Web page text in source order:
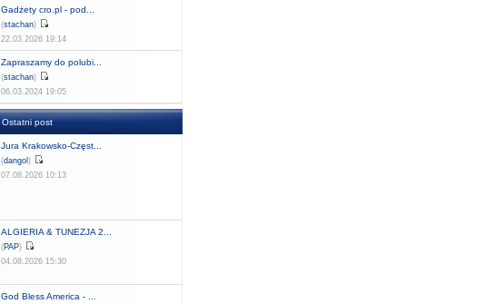
Gadżety cro.pl - pod...
(stachan)
22.03.2026 19:14
Zapraszamy do polubi...
(stachan)
06.03.2024 19:05
Ostatni post
Jura Krakowsko-Częst...
(dangol)
07.08.2026 10:13
ALGIERIA & TUNEZJA 2...
(PAP)
04.08.2026 15:30
God Bless America - ...